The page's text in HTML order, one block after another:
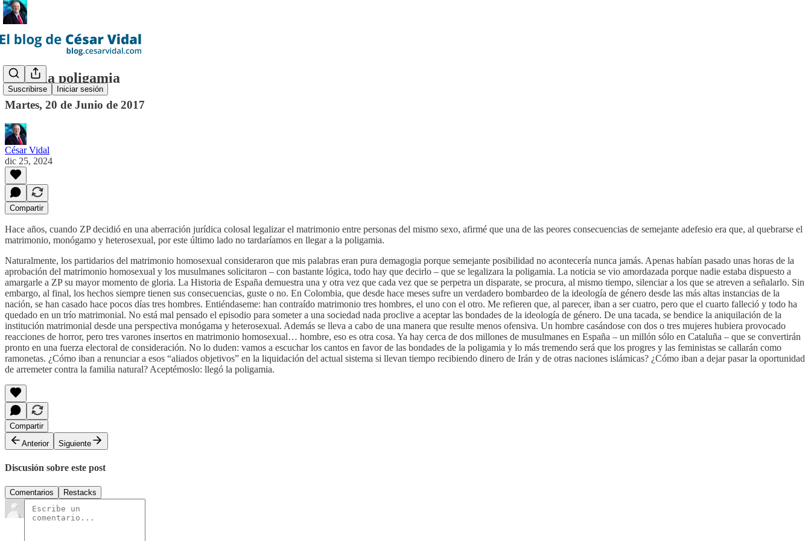
Suscribirse Iniciar sesión
Llegó la poligamia
Martes, 20 de Junio de 2017
César Vidal
dic 25, 2024
Compartir
Hace años, cuando ZP decidió en una aberración jurídica colosal legalizar el matrimonio entre personas del mismo sexo, afirmé que una de las peores consecuencias de semejante adefesio era que, al quebrarse el
matrimonio, monógamo y heterosexual, por este último lado no tardaríamos en llegar a la poligamia.
Naturalmente, los partidarios del matrimonio homosexual consideraron que mis palabras eran pura demagogia porque semejante posibilidad no acontecería nunca jamás. Apenas habían pasado unas horas de la
aprobación del matrimonio homosexual y los musulmanes solicitaron – con bastante lógica, todo hay que decirlo – que se legalizara la poligamia. La noticia se vio amordazada porque nadie estaba dispuesto a
amargarle a ZP su mayor momento de gloria. La Historia de España demuestra una y otra vez que cada vez que se perpetra un disparate, se procura, al mismo tiempo, silenciar a los que se atreven a señalarlo. Sin
embargo, al final, los hechos siempre tienen sus consecuencias, guste o no. En Colombia, que desde hace meses sufre un verdadero bombardeo de la ideología de género desde las más altas instancias de la
nación, se han casado hace pocos días tres hombres. Entiéndaseme: han contraído matrimonio tres hombres, el uno con el otro. Me refieren que, al parecer, iban a ser cuatro, pero que el cuarto falleció y todo ha
quedado en un trío matrimonial. No está mal pensado el episodio para someter a una sociedad nada proclive a aceptar las bondades de la ideología de género. De una tacada, se bendice la aniquilación de la
institución matrimonial desde una perspectiva monógama y heterosexual. Además se lleva a cabo de una manera que resulte menos ofensiva. Un hombre casándose con dos o tres mujeres hubiera provocado
reacciones de horror, pero tres varones insertos en matrimonio homosexual… hombre, eso es otra cosa. Ya hay cerca de dos millones de musulmanes en España – un millón sólo en Cataluña – que se convertirán
pronto en una fuerza electoral de consideración. No lo duden: vamos a escuchar los cantos en favor de las bondades de la poligamia y lo más tremendo será que los progres y las feministas se callarán como
ramonetas. ¿Cómo iban a renunciar a esos “aliados objetivos” en la liquidación del actual sistema si llevan tiempo recibiendo dinero de Irán y de otras naciones islámicas? ¿Cómo iban a dejar pasar la oportunidad
de arremeter contra la familia natural? Aceptémoslo: llegó la poligamia.
Compartir
Anterior
Siguiente
Discusión sobre este post
Comentarios Restacks